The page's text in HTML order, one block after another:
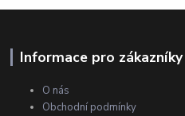
Informace pro zákazníky
O nás
Obchodní podmínky